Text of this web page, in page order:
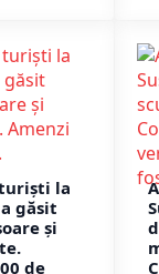
la
a găsit
și
de